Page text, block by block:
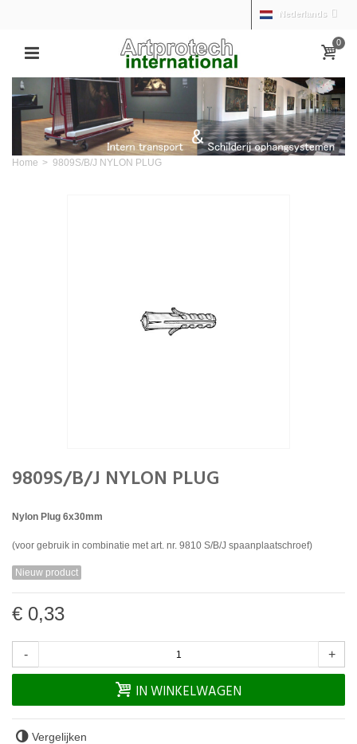
Nederlands
0
Home > 9809S/B/J NYLON PLUG
9809S/B/J NYLON PLUG
Nylon Plug 6x30mm
(voor gebruik in combinatie met art. nr. 9810 S/B/J spaanplaatschroef)
Nieuw product
€ 0,33
- +
IN WINKELWAGEN
Vergelijken